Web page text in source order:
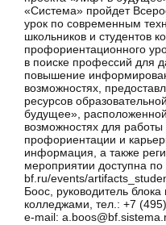
«Система» пройдет
урок по современным
школьников и студентов
профориентационного
в поиске профессий для
повышение
возможностях,
ресурсов
будущее»,
возможностях для
профориентации и
информация, а также
мероприятии доступна
bf.ru/events/
Боос, руководитель
колледжами, тел.: +7
e-mail: